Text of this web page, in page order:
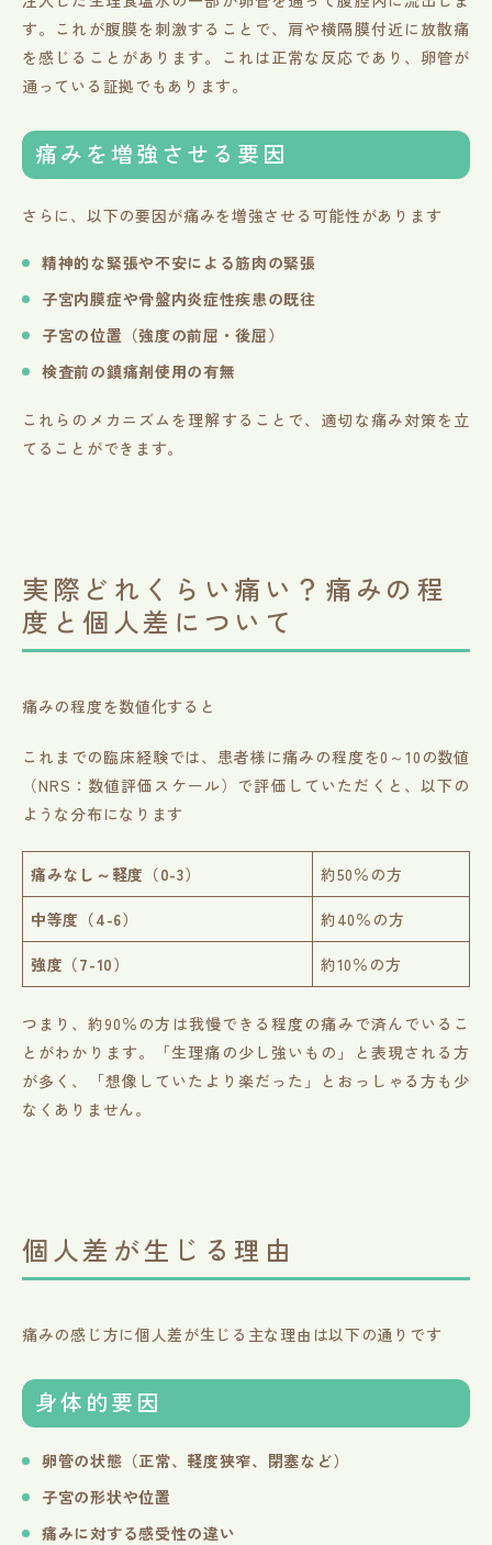
す。これが腹膜を刺激することで、肩や横隔膜付近に放散痛
を感じることがあります。これは正常な反応であり、卵管が
通っている証拠でもあります。
痛みを増強させる要因
さらに、以下の要因が痛みを増強させる可能性があります
精神的な緊張や不安による筋肉の緊張
子宮内膜症や骨盤内炎症性疾患の既往
子宮の位置（強度の前屈・後屈）
検査前の鎮痛剤使用の有無
これらのメカニズムを理解することで、適切な痛み対策を立
てることができます。
実際どれくらい痛い？痛みの程
度と個人差について
痛みの程度を数値化すると
これまでの臨床経験では、患者様に痛みの程度を0～10の数値
（NRS：数値評価スケール）で評価していただくと、以下の
ような分布になります
痛みなし～軽度（0-3） 約50％の方
中等度（4-6） 約40％の方
強度（7-10） 約10％の方
つまり、約90％の方は我慢できる程度の痛みで済んでいるこ
とがわかります。「生理痛の少し強いもの」と表現される方
が多く、「想像していたより楽だった」とおっしゃる方も少
なくありません。
個人差が生じる理由
痛みの感じ方に個人差が生じる主な理由は以下の通りです
身体的要因
卵管の状態（正常、軽度狭窄、閉塞など）
子宮の形状や位置
痛みに対する感受性の違い